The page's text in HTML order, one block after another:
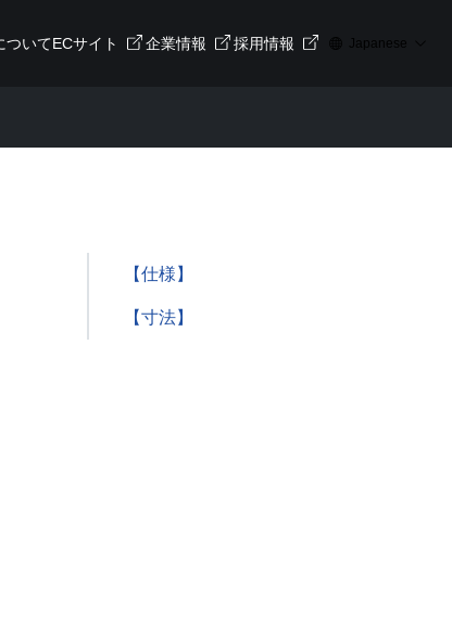
ついてECサイト 企業情報 採用情報 Japanese
【仕様】
【寸法】